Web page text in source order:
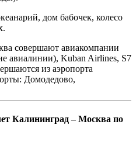
дом бабочек, колесо
совершают авиакомпании
авиалинии), Kuban Airlines, S7
из аэропорта
Домодедово,
Калининград – Москва по